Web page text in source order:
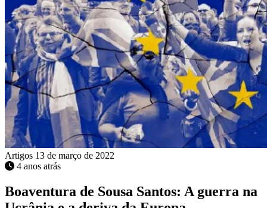
Artigos 13 de março de 2022
4 anos atrás
Boaventura de Sousa Santos: A guerra na